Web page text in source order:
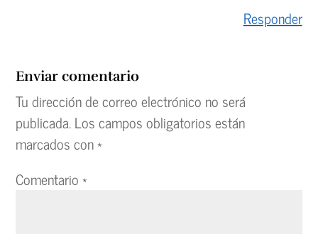
Responder
Enviar comentario
Tu dirección de correo electrónico no será
publicada.Los campos obligatorios están
marcados con*
Comentario*